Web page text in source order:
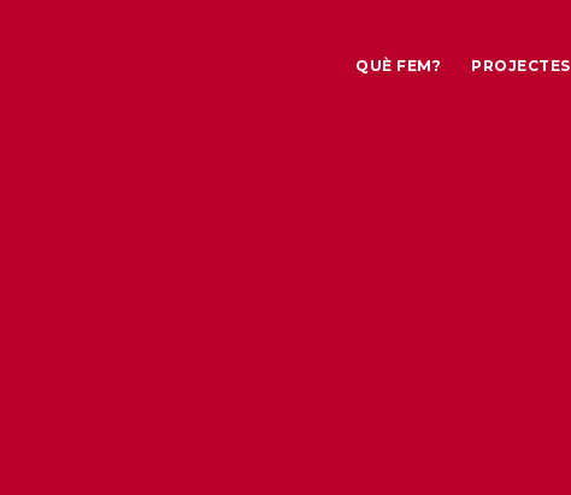
QUÈ FEM? PROJECTES